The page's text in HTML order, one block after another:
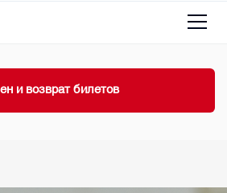
и возврат билетов